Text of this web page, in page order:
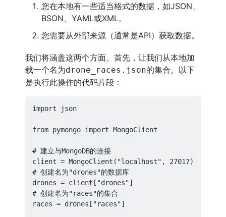
您在本地有一些适当格式的数据，如JSON、
BSON、YAML或XML。
您需要从外部来源（通常是API）获取数据。
我们将涵盖这两个方面。首先，让我们从本地加
载一个名为drone_races.json的集合。以下
是执行此操作的代码片段：
import json
from pymongo import MongoClient
# 建立与MongoDB的连接
client = MongoClient("localhost", 27017)
# 创建名为"drones"的数据库
drones = client["drones"]
# 创建名为"races"的集合
races = drones["races"]